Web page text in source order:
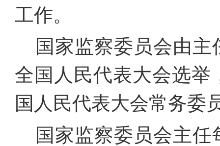
工作。
国家监察委员会由
全国人民代表大会选
国人民代表大会常务委
国家监察委员会主